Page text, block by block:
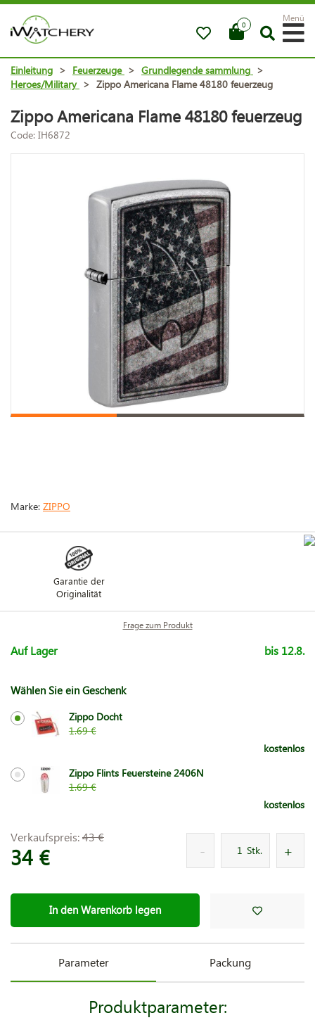
0
Menü
Einleitung > Feuerzeuge > Grundlegende sammlung >
Heroes/Military > Zippo Americana Flame 48180 feuerzeug
Zippo Americana Flame 48180 feuerzeug
Code: IH6872
Marke: ZIPPO
Garantie der
Originalität
Frage zum Produkt
Auf Lager bis 12.8.
Wählen Sie ein Geschenk
Zippo Docht
1.69 €
kostenlos
Zippo Flints Feuersteine 2406N
1.69 €
kostenlos
Verkaufspreis:43 €
34 € Stk.
In den Warenkorb legen
Parameter Packung
Produktparameter: